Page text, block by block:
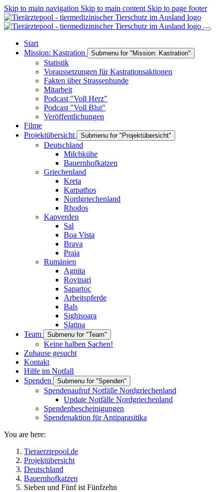
Skip to main navigation Skip to main content Skip to page footer
Start
Mission: Kastration
Submenu for "Mission: Kastration"
Statistik
Voraussetzungen für Kastrationsaktionen
Fakten über Strassenhunde
Mitarbeit
Podcast "Voll Herz"
Podcast "Voll Blut"
Veröffentlichungen
Filme
Projektübersicht
Submenu for "Projektübersicht"
Deutschland
Milchkühe
Bauernhofkatzen
Griechenland
Kreta
Karpathos
Nordgriechenland
Rhodos
Kapverden
Sal
Boa Vista
Brava
Praia
Rumänien
Agnita
Rovinari
Sapartoc
Arbeitspferde
Bals
Sighisoara
Slatina
Team
Submenu for "Team"
Keine halben Sachen!
Zuhause gesucht
Kontakt
Hilfe im Notfall
Spenden
Submenu for "Spenden"
Spendenaufruf Notfälle Nordgriechenland
Update Notfälle Nordgriechenland
Spendenbescheinigungen
Spendenaktion für Antiparasitika
You are here:
Tieraerztepool.de
Projektübersicht
Deutschland
Bauernhofkatzen
Sieben und Fünf ist Fünfzehn